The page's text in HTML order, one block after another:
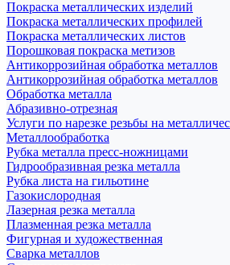
Покраска металлических изделий
Покраска металлических профилей
Покраска металлических листов
Порошковая покраска метизов
Антикоррозийная обработка металлов
Антикоррозийная обработка металлов
Обработка металла
Абразивно-отрезная
Услуги по нарезке резьбы на
Металлообработка
Рубка металла пресс-ножницами
Гидрообразивная резка металла
Рубка листа на гильотине
Газокислородная
Лазерная резка металла
Плазменная резка металла
Фигурная и художественная
Сварка металлов